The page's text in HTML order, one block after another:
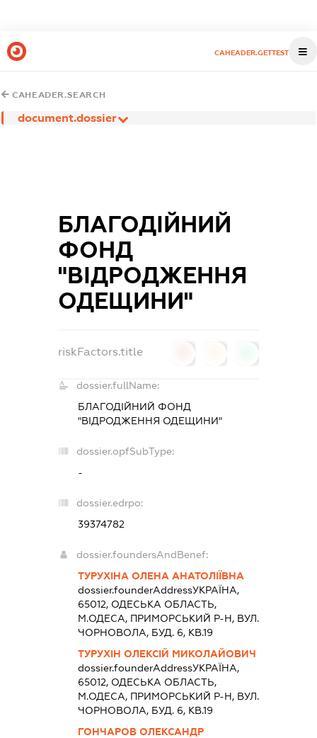
CAHEADER.GETTEST
CAHEADER.SEARCH
document.dossier
БЛАГОДІЙНИЙ
ФОНД
"ВІДРОДЖЕННЯ
ОДЕЩИНИ"
riskFactors.title
dossier.fullName:
БЛАГОДІЙНИЙ ФОНД
"ВІДРОДЖЕННЯ ОДЕЩИНИ"
dossier.opfSubType:
-
dossier.edrpo:
39374782
dossier.foundersAndBenef:
ТУРУХІНА ОЛЕНА АНАТОЛІЇВНА
dossier.founderAddressУКРАЇНА,
65012, ОДЕСЬКА ОБЛАСТЬ,
М.ОДЕСА, ПРИМОРСЬКИЙ Р-Н, ВУЛ.
ЧОРНОВОЛА, БУД. 6, КВ.19
ТУРУХІН ОЛЕКСІЙ МИКОЛАЙОВИЧ
dossier.founderAddressУКРАЇНА,
65012, ОДЕСЬКА ОБЛАСТЬ,
М.ОДЕСА, ПРИМОРСЬКИЙ Р-Н, ВУЛ.
ЧОРНОВОЛА, БУД. 6, КВ.19
ГОНЧАРОВ ОЛЕКСАНДР